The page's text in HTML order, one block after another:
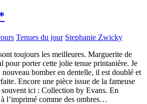
Tenues du jour Stephanie Zwicky
toujours les meilleures. Marguerite de
pour porter cette jolie tenue printanière. Je
nouveau bomber en dentelle, il est doublé et
Encore une pièce issue de la fameuse
ici : Collection by Evans. En
l’imprimé comme des ombres…